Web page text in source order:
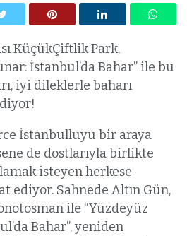
KüçükÇiftlik Park,
İstanbul’da Bahar” ile bu
iyi dileklerle baharı
İstanbulluyu bir araya
de dostlarıyla birlikte
isteyen herkese
ediyor. Sahnede Altın Gün,
ile “Yüzdeyüz
Bahar”, yeniden